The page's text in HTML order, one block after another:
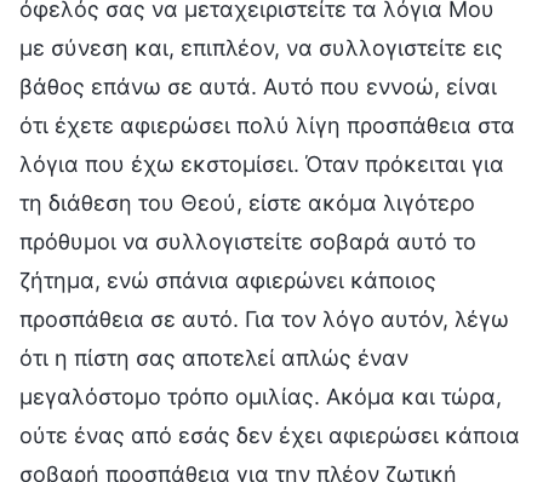
όφελός σας να μεταχειριστείτε τα λόγια Μου
με σύνεση και, επιπλέον, να συλλογιστείτε εις
βάθος επάνω σε αυτά. Αυτό που εννοώ, είναι
ότι έχετε αφιερώσει πολύ λίγη προσπάθεια στα
λόγια που έχω εκστομίσει. Όταν πρόκειται για
τη διάθεση του Θεού, είστε ακόμα λιγότερο
πρόθυμοι να συλλογιστείτε σοβαρά αυτό το
ζήτημα, ενώ σπάνια αφιερώνει κάποιος
προσπάθεια σε αυτό. Για τον λόγο αυτόν, λέγω
ότι η πίστη σας αποτελεί απλώς έναν
μεγαλόστομο τρόπο ομιλίας. Ακόμα και τώρα,
ούτε ένας από εσάς δεν έχει αφιερώσει κάποια
σοβαρή προσπάθεια για την πλέον ζωτική